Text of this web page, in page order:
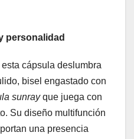
personalidad
cápsula deslumbra
bisel engastado con
sunrayque juega con
Su diseño multifunción
una presencia